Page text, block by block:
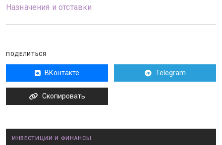
Назначения и отставки
ПОДЕЛИТЬСЯ
ВКонтакте Telegram
Скопировать
ИНВЕСТИЦИИ И ФИНАНСЫ